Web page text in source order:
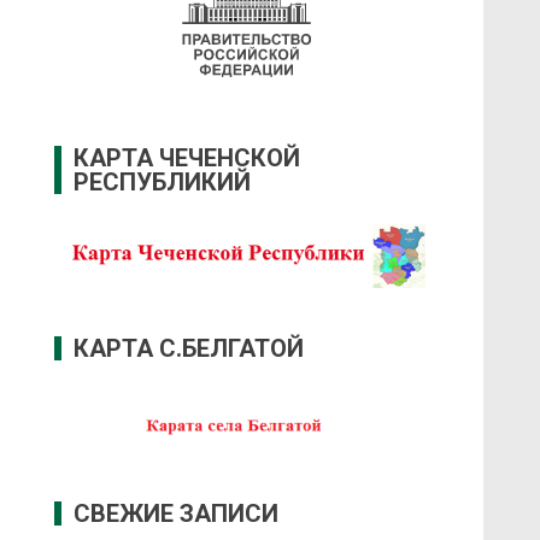
КАРТА ЧЕЧЕНСКОЙ
РЕСПУБЛИКИЙ
КАРТА С.БЕЛГАТОЙ
СВЕЖИЕ ЗАПИСИ